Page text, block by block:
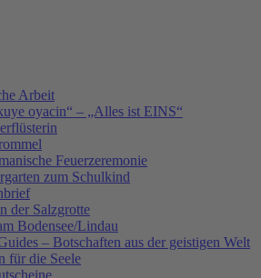
Arbeit
oyacin“ – „Alles ist EINS“
Feuerzeremonie
zum Schulkind
der Salzgrotte
Bodensee/Lindau
– Botschaften aus der geistigen Welt
für die Seele